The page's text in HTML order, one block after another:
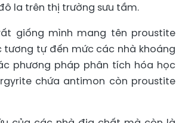
la trên thị trường sưu tầm.
giống mình mang tên proustite
tương tự đến mức các nhà khoáng
phương pháp phân tích hóa học
chứa antimon còn proustite